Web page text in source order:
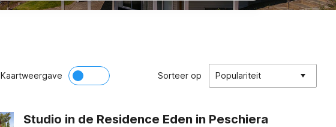
Kaartweergave Sorteer op Populariteit
Studio in de Residence Eden in Peschiera